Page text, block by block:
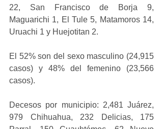
22, San Francisco de Borja 9,
Maguarichi 1, El Tule 5, Matamoros 14,
Uruachi 1 y Huejotitan 2.
El 52% son del sexo masculino (24,915
casos) y 48% del femenino (23,566
casos).
Decesos por municipio: 2,481 Juárez,
979 Chihuahua, 232 Delicias, 175